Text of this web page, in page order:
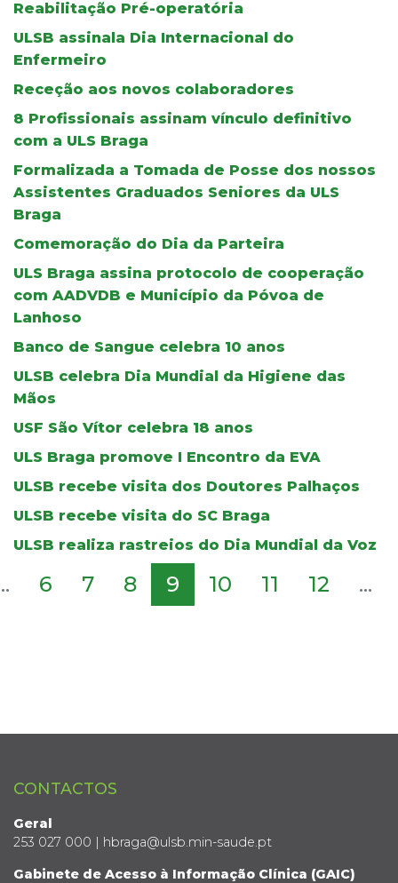
Reabilitação Pré-operatória
ULSB assinala Dia Internacional do
Enfermeiro
Receção aos novos colaboradores
8 Profissionais assinam vínculo definitivo
com a ULS Braga
Formalizada a Tomada de Posse dos nossos
Assistentes Graduados Seniores da ULS
Braga
Comemoração do Dia da Parteira
ULS Braga assina protocolo de cooperação
com AADVDB e Município da Póvoa de
Lanhoso
Banco de Sangue celebra 10 anos
ULSB celebra Dia Mundial da Higiene das
Mãos
USF São Vítor celebra 18 anos
ULS Braga promove I Encontro da EVA
ULSB recebe visita dos Doutores Palhaços
ULSB recebe visita do SC Braga
ULSB realiza rastreios do Dia Mundial da Voz
6 7 8 9 10 11 12 ...
CONTACTOS
Geral
253 027 000 | hbraga@ulsb.min-saude.pt
Gabinete de Acesso à Informação Clínica (GAIC)